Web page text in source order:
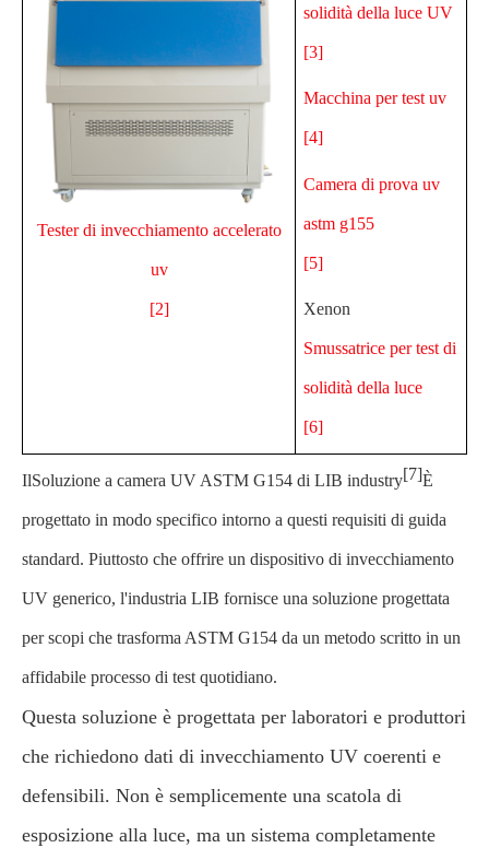
Tester di invecchiamento accelerato
uv
[2]
solidità della luce UV
[3]
Macchina per test uv
[4]
Camera di prova uv
astm g155
[5]
Xenon
Smussatrice per test di
solidità della luce
[6]
IlSoluzione a camera UV ASTM G154 di LIB industry[7]È
progettato in modo specifico intorno a questi requisiti di guida
standard. Piuttosto che offrire un dispositivo di invecchiamento
UV generico, l'industria LIB fornisce una soluzione progettata
per scopi che trasforma ASTM G154 da un metodo scritto in un
affidabile processo di test quotidiano.
Questa soluzione è progettata per laboratori e produttori
che richiedono dati di invecchiamento UV coerenti e
defensibili. Non è semplicemente una scatola di
esposizione alla luce, ma un sistema completamente